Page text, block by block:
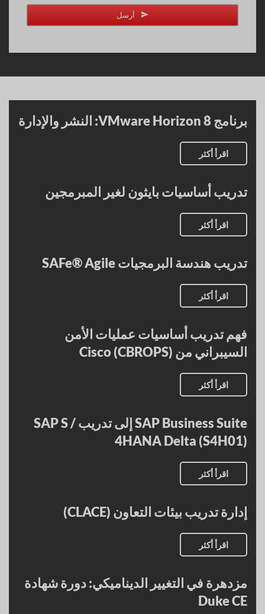
أرسل
برنامج VMware Horizon 8: النشر والإدارة
اقرأ أكثر
تدريب أساسيات بايثون لغير المبرمجين
اقرأ أكثر
تدريب هندسة البرمجيات SAFe® Agile
اقرأ أكثر
فهم تدريب أساسيات عمليات الأمن
السيبراني من Cisco (CBROPS)
اقرأ أكثر
SAP Business Suite إلى تدريب SAP S /
4HANA Delta (S4H01)
اقرأ أكثر
إدارة تدريب بيئات التعاون (CLACE)
اقرأ أكثر
مزدهرة في التغيير الديناميكي: دورة شهادة
Duke CE